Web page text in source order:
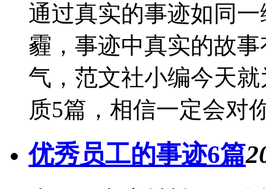
通过真实的事迹如同
霾，事迹中真实的故
气，范文社小编今天
质5篇，相信一定会对
优秀员工的事迹6篇